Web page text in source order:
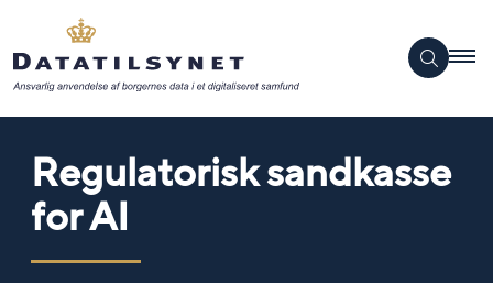
Regulatorisk sandkasse
for AI